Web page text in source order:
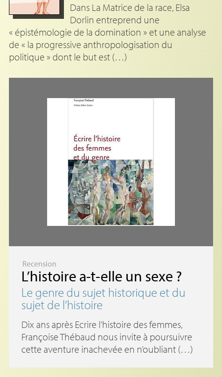
Dans La Matrice de la race, Elsa
Dorlin entreprend une
« épistémologie de la domination » et une analyse
de « la progressive anthropologisation du
politique » dont le but est (…)
Recension
L’histoire a-t-elle un sexe ?
Le genre du sujet historique et du
sujet de l’histoire
Dix ans après Ecrire l’histoire des femmes,
Françoise Thébaud nous invite à poursuivre
cette aventure inachevée en n’oubliant (…)